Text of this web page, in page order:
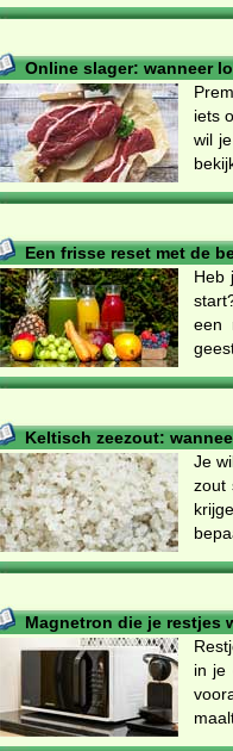
Online slager: wanneer
iets
wil
Een frisse reset met de
Heb
een
Keltisch zeezout:
Je
zout
Magnetron die je restjes
in je